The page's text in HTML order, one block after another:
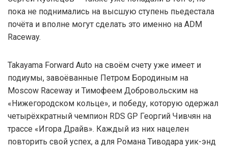
пока не поднимались на высшую ступень пьедестала
почёта и вполне могут сделать это именно на ADM
Raceway.
Takayama Forward Auto на своём счету уже имеет и
подиумы, завоёванные Петром Бородиным на
Moscow Raceway и Тимофеем Добровольским на
«Нижегородском кольце», и победу, которую одержал
четырёхкратный чемпион RDS GP Георгий Чивчян на
трассе «Игора Драйв». Каждый из них нацелен
повторить свой успех, а для Романа Тиводара уик-энд